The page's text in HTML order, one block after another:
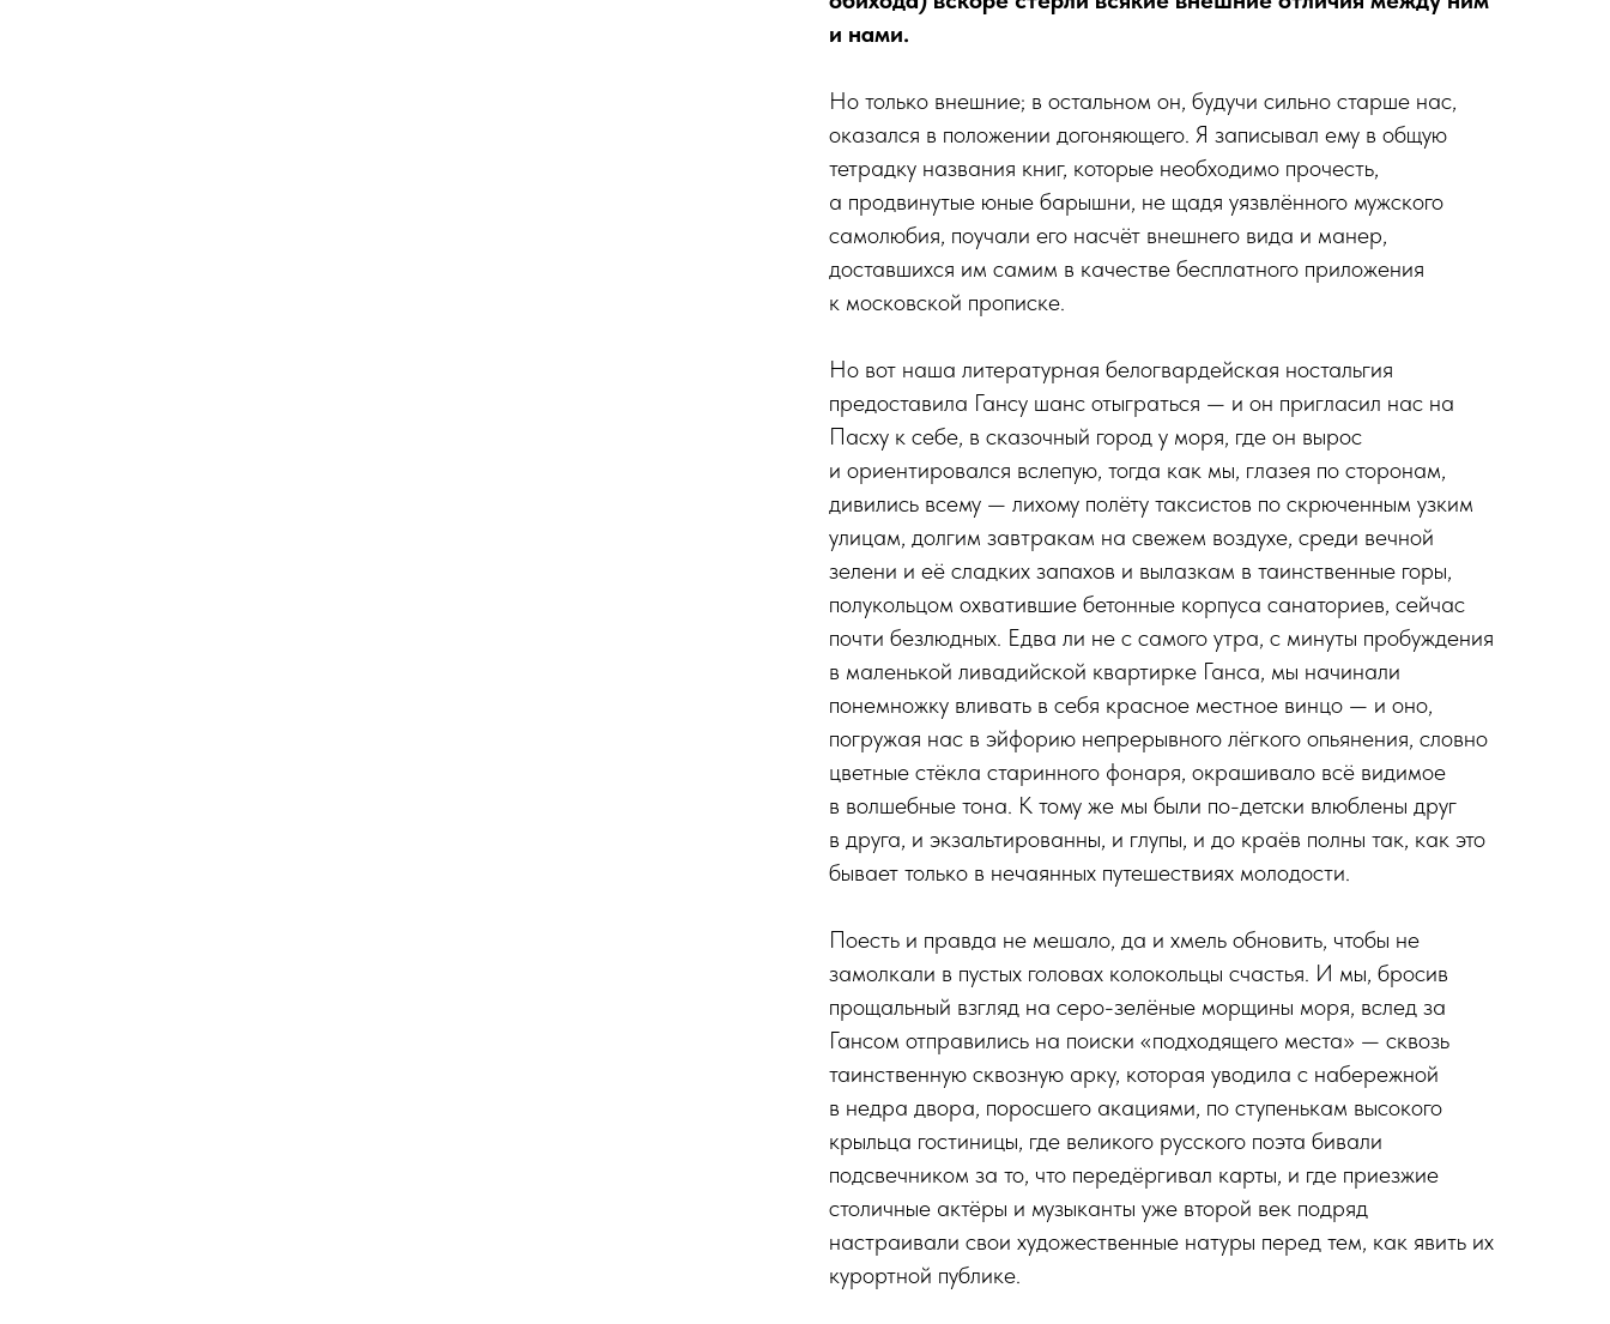
и нами.
Но только внешние; в остальном он, будучи сильно старше нас,
оказался в положении догоняющего. Я записывал ему в общую
тетрадку названия книг, которые необходимо прочесть,
а продвинутые юные барышни, не щадя уязвлённого мужского
самолюбия, поучали его насчёт внешнего вида и манер,
доставшихся им самим в качестве бесплатного приложения
к московской прописке.
Но вот наша литературная белогвардейская ностальгия
предоставила Гансу шанс отыграться — и он пригласил нас на
Пасху к себе, в сказочный город у моря, где он вырос
и ориентировался вслепую, тогда как мы, глазея по сторонам,
дивились всему — лихому полёту таксистов по скрюченным узким
улицам, долгим завтракам на свежем воздухе, среди вечной
зелени и её сладких запахов и вылазкам в таинственные горы,
полукольцом охватившие бетонные корпуса санаториев, сейчас
почти безлюдных. Едва ли не с самого утра, с минуты пробуждения
в маленькой ливадийской квартирке Ганса, мы начинали
понемножку вливать в себя красное местное винцо — и оно,
погружая нас в эйфорию непрерывного лёгкого опьянения, словно
цветные стёкла старинного фонаря, окрашивало всё видимое
в волшебные тона. К тому же мы были по-детски влюблены друг
в друга, и экзальтированны, и глупы, и до краёв полны так, как это
бывает только в нечаянных путешествиях молодости.
Поесть и правда не мешало, да и хмель обновить, чтобы не
замолкали в пустых головах колокольцы счастья. И мы, бросив
прощальный взгляд на серо-зелёные морщины моря, вслед за
Гансом отправились на поиски «подходящего места» — сквозь
таинственную сквозную арку, которая уводила с набережной
в недра двора, поросшего акациями, по ступенькам высокого
крыльца гостиницы, где великого русского поэта бивали
подсвечником за то, что передёргивал карты, и где приезжие
столичные актёры и музыканты уже второй век подряд
настраивали свои художественные натуры перед тем, как явить их
курортной публике.